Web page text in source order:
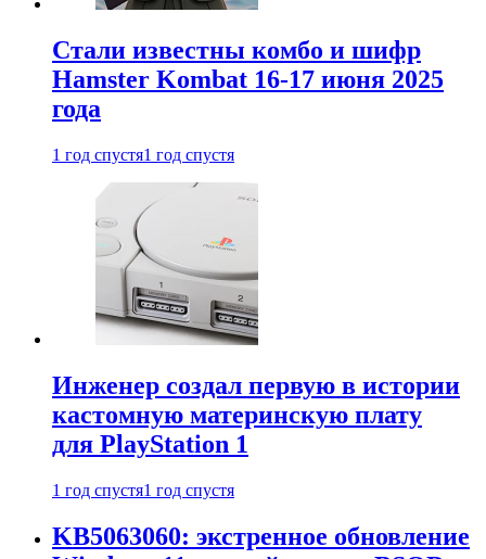
Стали известны комбо и шифр
Hamster Kombat 16-17 июня 2025
года
1 год спустя1 год спустя
Инженер создал первую в истории
кастомную материнскую плату
для PlayStation 1
1 год спустя1 год спустя
KB5063060: экстренное обновление